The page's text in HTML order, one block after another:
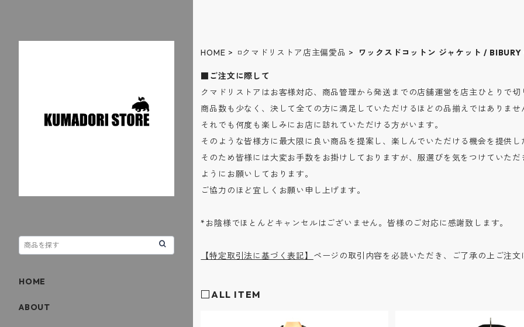
HOME ◽️クマドリストア店主偏愛品 ワックスドコットン ジャケット /
■ご注文に際して
クマドリストアはお客様対応、商品管理から発送までの店舗運営を店主ひとりで
商品数も少なく、決して全ての方に満足していただけるほどの品揃えではありませ
それでも何度も楽しみにお店に訪れていただける方がいます。
そのような皆様方に最大限に良い商品を提案し、楽しんでいただける機会を提供し
そのため皆様には大変お手数をお掛けしておりますが、服選びを気をつけていた
ようにお願いしております。
ご協力のほど宜しくお願い申し上げます。
*お陰様でほとんどキャンセルはございません。皆様のご対応に感謝致します。
【特定取引法に基づく表記】 ページの取引内容を必読いただき、ご了承の上ご注文
□ALL ITEM
HOME
ABOUT